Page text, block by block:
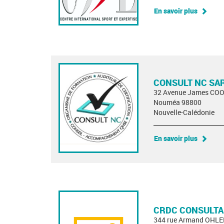
En savoir plus
CONSULT NC
32 Avenue James
Nouméa 98800
Nouvelle-Calédonie
En savoir plus
CRDC
344 rue Armand